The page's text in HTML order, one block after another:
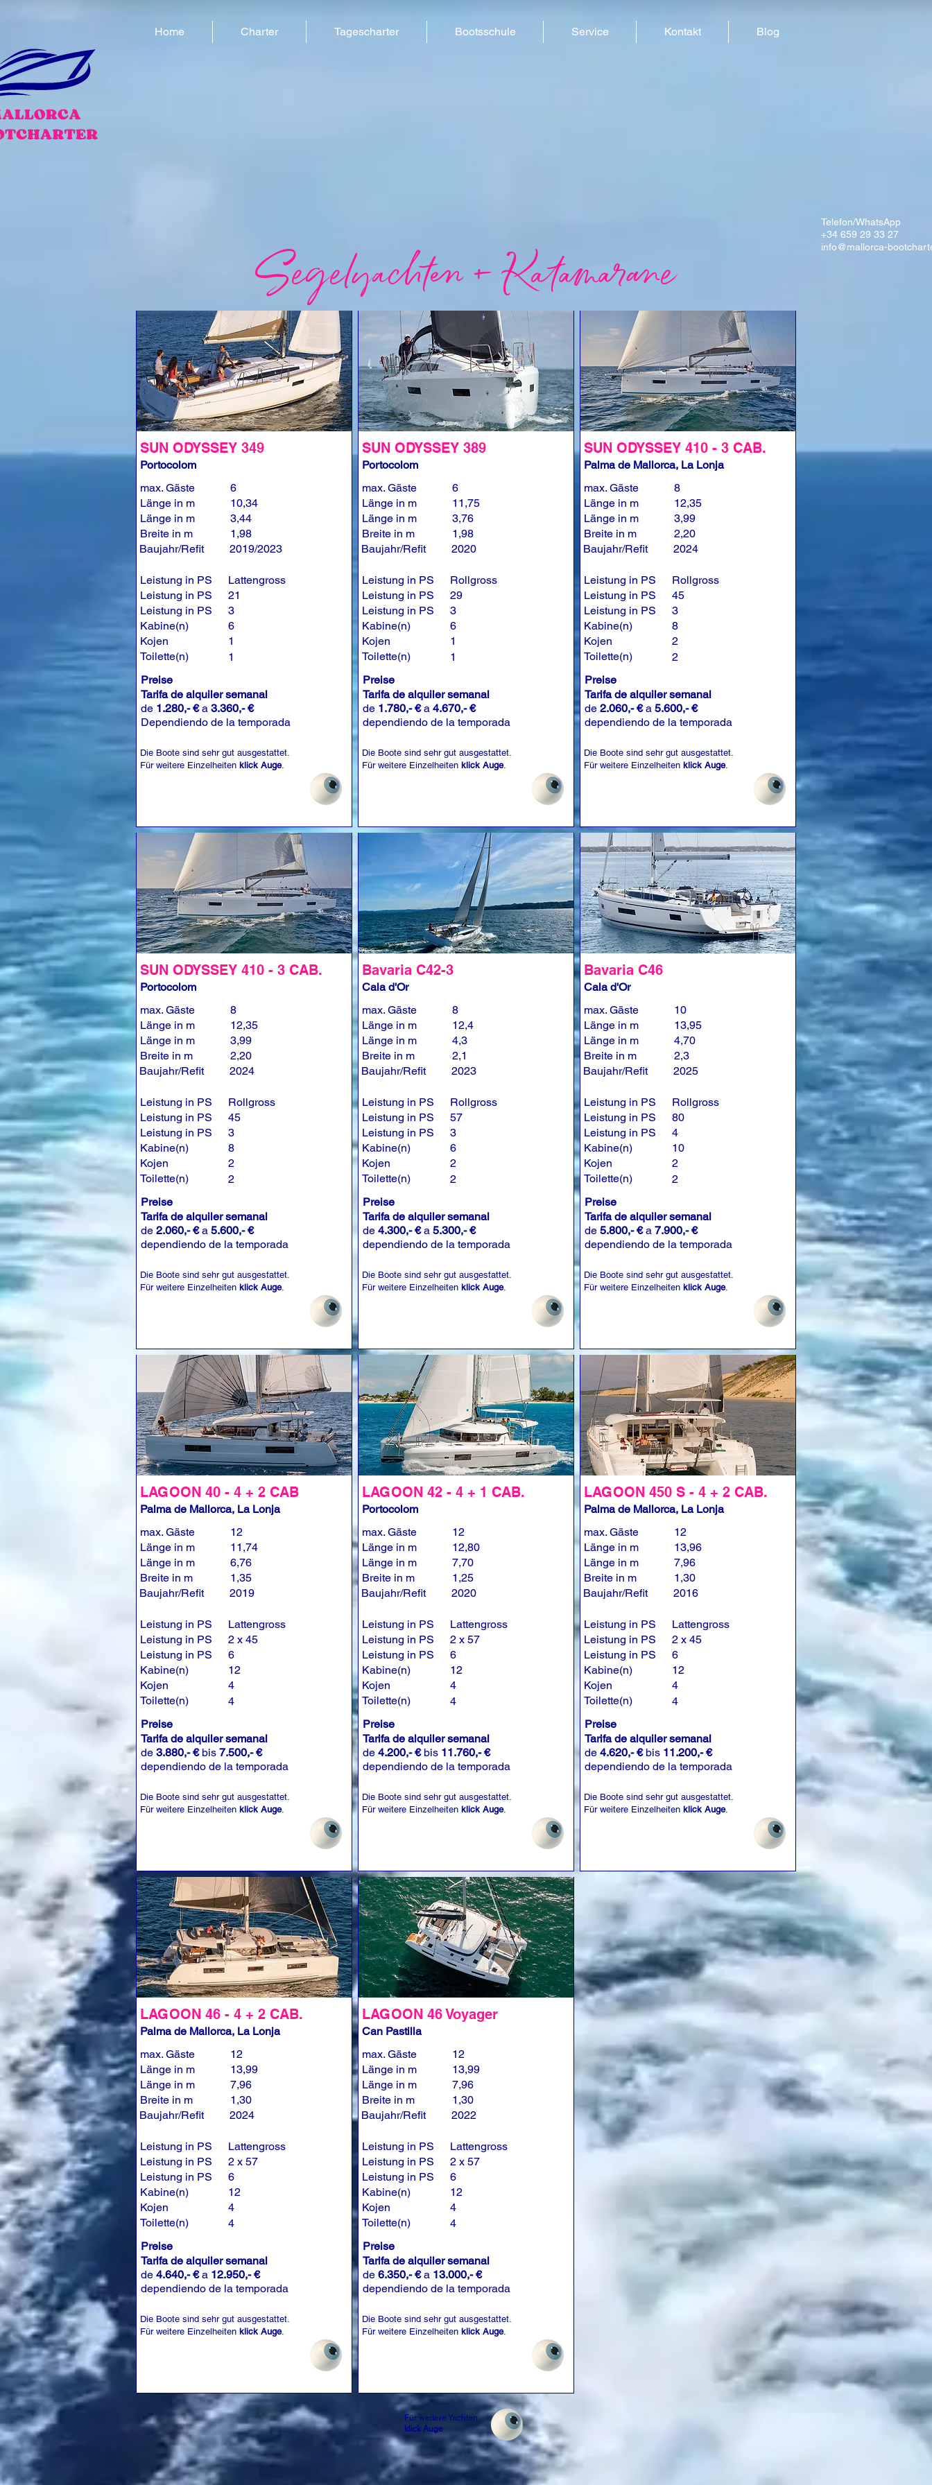
Home Charter Tagescharter Bootsschule Service Kontakt Blog
Segelyachten + Katamarane
SUN ODYSSEY 349
Portocolom
max. Gäste
Länge in m
Länge in m
Breite in m
Baujahr/Refit
Leistung in PS
Leistung in PS
Leistung in PS
Kabine(n)
Kojen
Toilette(n)
6
10,34
3,44
1,98
2019/2023
Lattengross
21
3
6
1
1
Preise
Tarifa de alquiler semanal
de 1.280,- €a 3.360,- €
Dependiendo de la temporada
Die Boote sind sehr gut ausgestattet.
Für weitere Einzelheiten klick Auge.
SUN ODYSSEY 410 - 3 CAB.
Portocolom
max. Gäste
Länge in m
Länge in m
Breite in m
Baujahr/Refit
Leistung in PS
Leistung in PS
Leistung in PS
Kabine(n)
Kojen
Toilette(n)
8
12,35
3,99
2,20
2024
Rollgross
45
3
8
2
2
Preise
Tarifa de alquiler semanal
de 2.060,- €a 5.600,- €
dependiendo de la temporada
Die Boote sind sehr gut ausgestattet.
Für weitere Einzelheiten klick Auge.
LAGOON 40 - 4 + 2 CAB
Palma de Mallorca, La Lonja
max. Gäste
Länge in m
Länge in m
Breite in m
Baujahr/Refit
Leistung in PS
Leistung in PS
Leistung in PS
Kabine(n)
Kojen
Toilette(n)
12
11,74
6,76
1,35
2019
Lattengross
2 x 45
6
12
4
4
Preise
Tarifa de alquiler semanal
de 3.880,- €bis 7.500,- €
dependiendo de la temporada
Die Boote sind sehr gut ausgestattet.
Für weitere Einzelheiten klick Auge.
LAGOON 46 - 4 + 2 CAB.
Palma de Mallorca, La Lonja
max. Gäste
Länge in m
Länge in m
Breite in m
Baujahr/Refit
Leistung in PS
Leistung in PS
Leistung in PS
Kabine(n)
Kojen
Toilette(n)
12
13,99
7,96
1,30
2024
Lattengross
2 x 57
6
12
4
4
Preise
Tarifa de alquiler semanal
de 4.640,- €a 12.950,- €
dependiendo de la temporada
Die Boote sind sehr gut ausgestattet.
Für weitere Einzelheiten klick Auge.
SUN ODYSSEY 389
Portocolom
max. Gäste
Länge in m
Länge in m
Breite in m
Baujahr/Refit
Leistung in PS
Leistung in PS
Leistung in PS
Kabine(n)
Kojen
Toilette(n)
6
11,75
3,76
1,98
2020
Rollgross
29
3
6
1
1
Preise
Tarifa de alquiler semanal
de 1.780,- €a 4.670,- €
dependiendo de la temporada
Die Boote sind sehr gut ausgestattet.
Für weitere Einzelheiten klick Auge.
Bavaria C42-3
Cala d'Or
max. Gäste
Länge in m
Länge in m
Breite in m
Baujahr/Refit
Leistung in PS
Leistung in PS
Leistung in PS
Kabine(n)
Kojen
Toilette(n)
8
12,4
4,3
2,1
2023
Rollgross
57
3
6
2
2
Preise
Tarifa de alquiler semanal
de 4.300,- €a 5.300,- €
dependiendo de la temporada
Die Boote sind sehr gut ausgestattet.
Für weitere Einzelheiten klick Auge.
LAGOON 42 - 4 + 1 CAB.
Portocolom
max. Gäste
Länge in m
Länge in m
Breite in m
Baujahr/Refit
Leistung in PS
Leistung in PS
Leistung in PS
Kabine(n)
Kojen
Toilette(n)
12
12,80
7,70
1,25
2020
Lattengross
2 x 57
6
12
4
4
Preise
Tarifa de alquiler semanal
de 4.200,- €bis 11.760,- €
dependiendo de la temporada
Die Boote sind sehr gut ausgestattet.
Für weitere Einzelheiten klick Auge.
LAGOON 46 Voyager
Can Pastilla
max. Gäste
Länge in m
Länge in m
Breite in m
Baujahr/Refit
Leistung in PS
Leistung in PS
Leistung in PS
Kabine(n)
Kojen
Toilette(n)
12
13,99
7,96
1,30
2022
Lattengross
2 x 57
6
12
4
4
Preise
Tarifa de alquiler semanal
de 6.350,- €a 13.000,- €
dependiendo de la temporada
Die Boote sind sehr gut ausgestattet.
Für weitere Einzelheiten klick Auge.
SUN ODYSSEY 410 - 3 CAB.
Palma de Mallorca, La Lonja
max. Gäste
Länge in m
Länge in m
Breite in m
Baujahr/Refit
Leistung in PS
Leistung in PS
Leistung in PS
Kabine(n)
Kojen
Toilette(n)
8
12,35
3,99
2,20
2024
Rollgross
45
3
8
2
2
Preise
Tarifa de alquiler semanal
de 2.060,- €a 5.600,- €
dependiendo de la temporada
Die Boote sind sehr gut ausgestattet.
Für weitere Einzelheiten klick Auge.
Bavaria C46
Cala d'Or
max. Gäste
Länge in m
Länge in m
Breite in m
Baujahr/Refit
Leistung in PS
Leistung in PS
Leistung in PS
Kabine(n)
Kojen
Toilette(n)
10
13,95
4,70
2,3
2025
Rollgross
80
4
10
2
2
Preise
Tarifa de alquiler semanal
de 5.800,- €a 7.900,- €
dependiendo de la temporada
Die Boote sind sehr gut ausgestattet.
Für weitere Einzelheiten klick Auge.
LAGOON 450 S - 4 + 2 CAB.
Palma de Mallorca, La Lonja
max. Gäste
Länge in m
Länge in m
Breite in m
Baujahr/Refit
Leistung in PS
Leistung in PS
Leistung in PS
Kabine(n)
Kojen
Toilette(n)
12
13,96
7,96
1,30
2016
Lattengross
2 x 45
6
12
4
4
Preise
Tarifa de alquiler semanal
de 4.620,- €bis 11.200,- €
dependiendo de la temporada
Die Boote sind sehr gut ausgestattet.
Für weitere Einzelheiten klick Auge.
Für weitere Yachten
klick Auge
Telefon/WhatsApp
+34 659 29 33 27
info@mallorca-